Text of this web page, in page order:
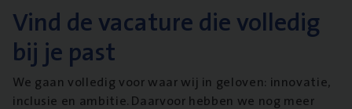
Vind de vacature die volledig
bij je past
We gaan volledig voor waar wij in geloven: innovatie,
inclusie en ambitie. Daarvoor hebben we nog meer